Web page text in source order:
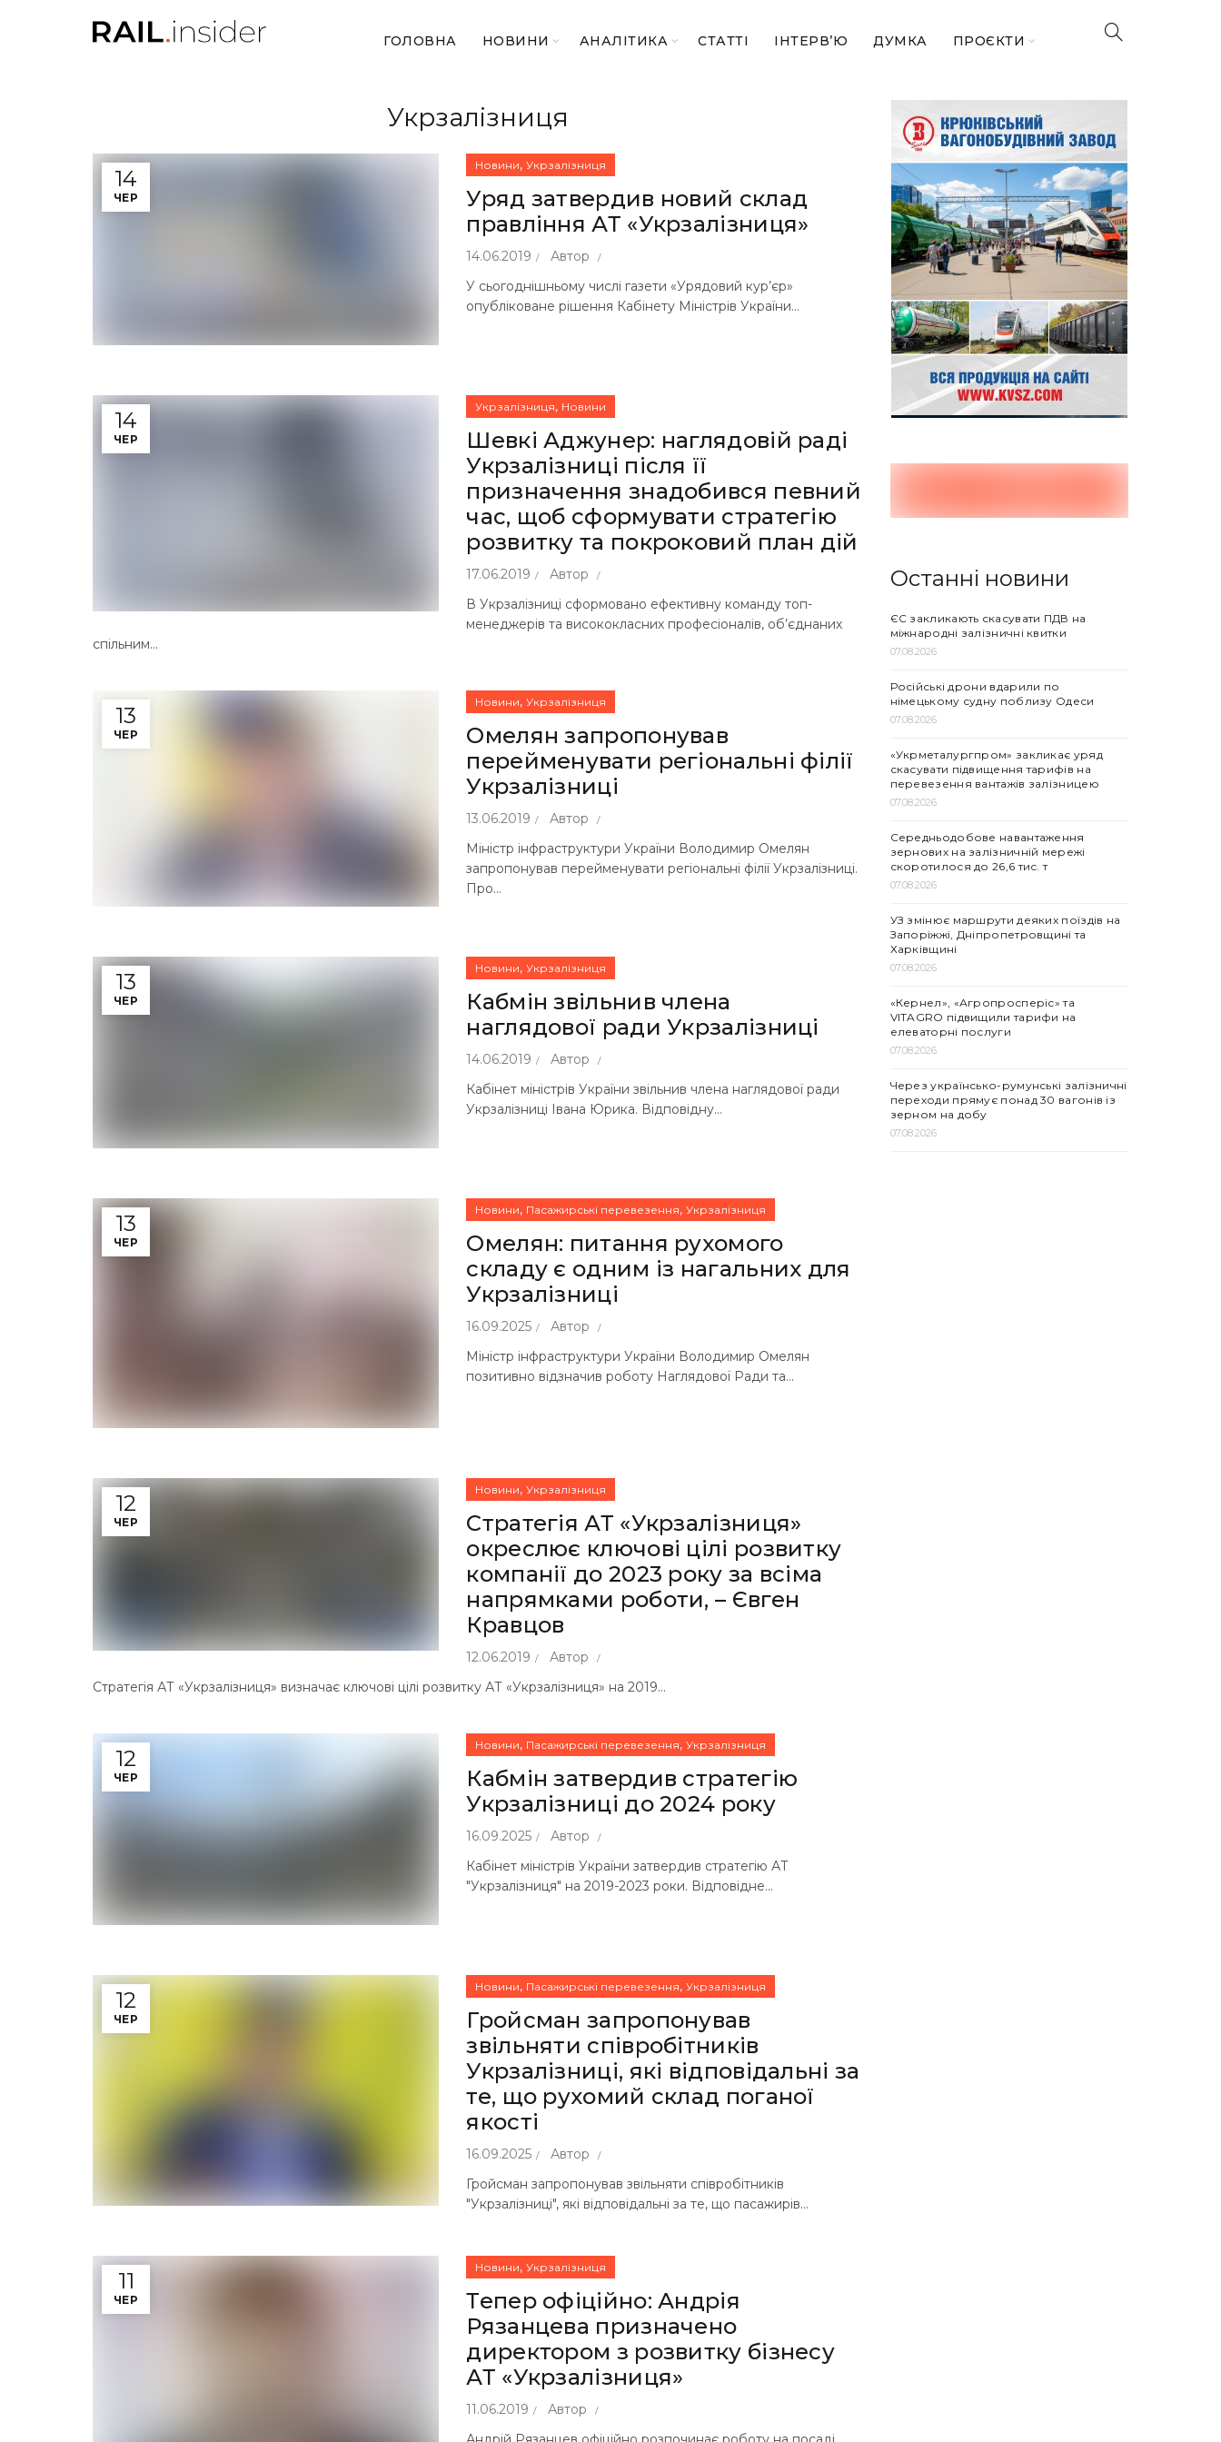
ГОЛОВНА НОВИНИ АНАЛІТИКА СТАТТІ ІНТЕРВ’Ю ДУМКА ПРОЄКТИ
Укрзалізниця
14
ЧЕР
Новини,Укрзалізниця
Уряд затвердив новий склад
правління АТ «Укрзалізниця»
14.06.2019
Автор
У сьогоднішньому числі газети «Урядовий кур’єр»
опубліковане рішення Кабінету Міністрів України...
14
ЧЕР
Укрзалізниця, Новини
Шевкі Аджунер: наглядовій раді
Укрзалізниці після її
призначення знадобився певний
час, щоб сформувати стратегію
розвитку та покроковий план дій
17.06.2019
Автор
В Укрзалізниці сформовано ефективну команду топ-
менеджерів та висококласних професіоналів, об’єднаних
спільним...
13
ЧЕР
Новини,Укрзалізниця
Омелян запропонував
перейменувати регіональні філії
Укрзалізниці
13.06.2019
Автор
Міністр інфраструктури України Володимир Омелян
запропонував перейменувати регіональні філії Укрзалізниці.
Про...
13
ЧЕР
Новини,Укрзалізниця
Кабмін звільнив члена
наглядової ради Укрзалізниці
14.06.2019
Автор
Кабінет міністрів України звільнив члена наглядової ради
Укрзалізниці Івана Юрика. Відповідну...
13
ЧЕР
Новини, Пасажирські перевезення,Укрзалізниця
Омелян: питання рухомого
складу є одним із нагальних для
Укрзалізниці
16.09.2025
Автор
Міністр інфраструктури України Володимир Омелян
позитивно відзначив роботу Наглядової Ради та...
12
ЧЕР
Новини,Укрзалізниця
Стратегія АТ «Укрзалізниця»
окреслює ключові цілі розвитку
компанії до 2023 року за всіма
напрямками роботи, – Євген
Кравцов
12.06.2019
Автор
Стратегія АТ «Укрзалізниця» визначає ключові цілі розвитку АТ «Укрзалізниця» на 2019...
12
ЧЕР
Новини, Пасажирські перевезення,Укрзалізниця
Кабмін затвердив стратегію
Укрзалізниці до 2024 року
16.09.2025
Автор
Кабінет міністрів України затвердив стратегію АТ
"Укрзалізниця" на 2019-2023 роки. Відповідне...
12
ЧЕР
Новини, Пасажирські перевезення,Укрзалізниця
Гройсман запропонував
звільняти співробітників
Укрзалізниці, які відповідальні за
те, що рухомий склад поганої
якості
16.09.2025
Автор
Гройсман запропонував звільняти співробітників
"Укрзалізниці", які відповідальні за те, що пасажирів...
11
ЧЕР
Новини,Укрзалізниця
Тепер офіційно: Андрія
Рязанцева призначено
директором з розвитку бізнесу
АТ «Укрзалізниця»
11.06.2019
Автор
Останні новини
ЄС закликають скасувати ПДВ на
міжнародні залізничні квитки
07.08.2026
Російські дрони вдарили по
німецькому судну поблизу Одеси
07.08.2026
«Укрметалургпром» закликає уряд
скасувати підвищення тарифів на
перевезення вантажів залізницею
07.08.2026
Середньодобове навантаження
зернових на залізничній мережі
скоротилося до 26,6 тис. т
07.08.2026
УЗ змінює маршрути деяких поїздів на
Запоріжжі, Дніпропетровщині та
Харківщині
07.08.2026
«Кернел», «Агропросперіс» та
VITAGRO підвищили тарифи на
елеваторні послуги
07.08.2026
Через українсько-румунські залізничні
переходи прямує понад 30 вагонів із
зерном на добу
07.08.2026